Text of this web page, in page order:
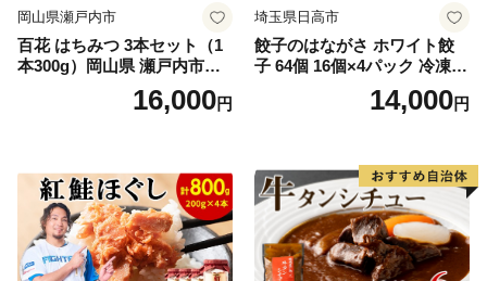
岡山県瀬戸内市
百花 はちみつ 3本セット（1
本300g）岡山県 瀬戸内市産
石黒農園 ヨーグルト パン 砂
糖の代わり 香り高い いい香
16,000円
埼玉県日高市
餃子のはながさ ホワイト餃
子 64個 16個×4パック 冷凍
中華 点心 B級グルメ ご当地
野菜 おつまみ おかず 簡単調
ー ギフト お取り寄せ 日高市
14,000円